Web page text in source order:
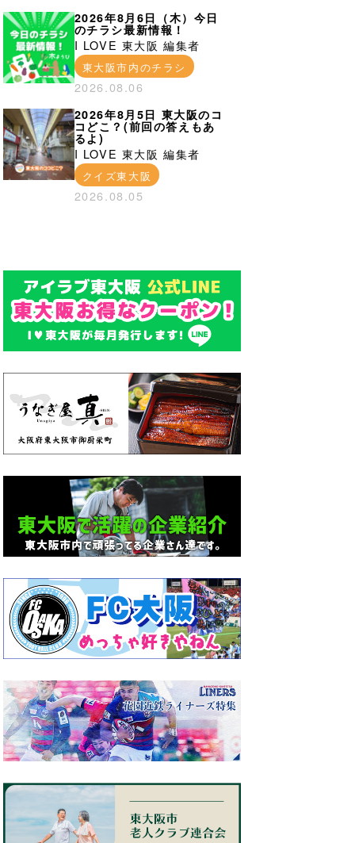
2026年8月6日（木）今日
のチラシ最新情報！
I LOVE 東大阪 編集者
東大阪市内のチラシ
2026.08.06
2026年8月5日 東大阪のコ
コどこ？(前回の答えもあ
るよ)
I LOVE 東大阪 編集者
クイズ東大阪
2026.08.05